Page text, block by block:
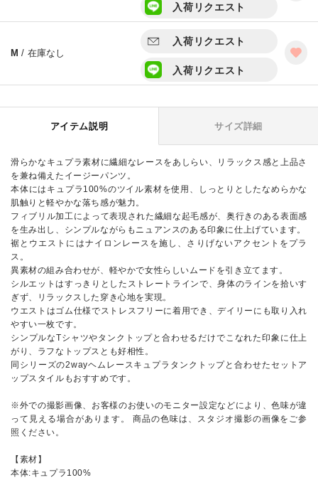
入荷リクエスト
M / 在庫なし
入荷リクエスト
入荷リクエスト
アイテム説明 サイズ詳細
滑らかなキュプラ素材に繊細なレースをあしらい、リラックス感と上品さ
を兼ね備えたイージーパンツ。
本体にはキュプラ100%のツイル素材を使用、しっとりとしたなめらかな
肌触りと軽やかな落ち感が魅力。
フィブリル加工によって表現された繊細な起毛感が、奥行きのある表面感
を生み出し、シンプルながらもニュアンスのある印象に仕上げています。
裾とウエストにはナイロンレースを施し、さりげないアクセントをプラ
ス。
異素材の組み合わせが、軽やかで女性らしいムードを引き立てます。
シルエットはすっきりとしたストレートラインで、身体のラインを拾いす
ぎず、リラックスした穿き心地を実現。
ウエストはゴム仕様でストレスフリーに着用でき、デイリーにも取り入れ
やすい一枚です。
シンプルなTシャツやタンクトップと合わせるだけでこなれた印象に仕上
がり、ラフなトップスとも好相性。
同シリーズの2wayヘムレースキュプラタンクトップと合わせたセットア
ップスタイルもおすすめです。
※外での撮影画像、お客様のお使いのモニター設定などにより、色味が違
って見える場合があります。 商品の色味は、スタジオ撮影の画像をご参
照ください。
【素材】
本体:キュプラ100%